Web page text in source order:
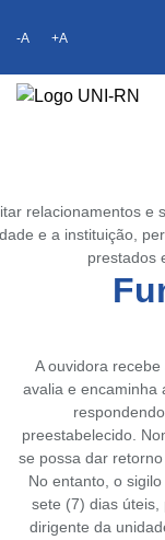
-A +A
é um canal aberto
e reclamações das
autônoma
relacionamentos e
e a instituição,
prestados
A ouvidora
avalia e encaminha
preestabelecido.
se possa dar
No entanto, o
sete (7) dias
dirigente da